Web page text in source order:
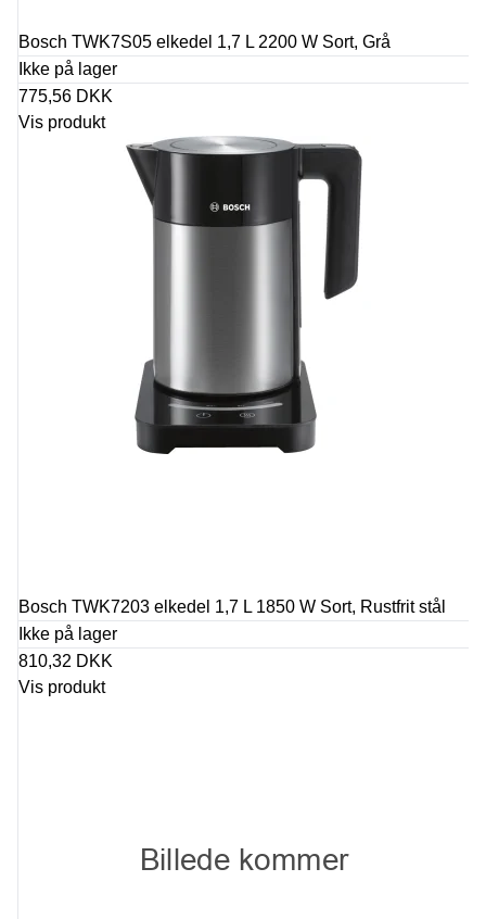
Bosch TWK7S05 elkedel 1,7 L 2200 W Sort, Grå
Ikke på lager
775,56 DKK
Vis produkt
Bosch TWK7203 elkedel 1,7 L 1850 W Sort, Rustfrit stål
Ikke på lager
810,32 DKK
Vis produkt